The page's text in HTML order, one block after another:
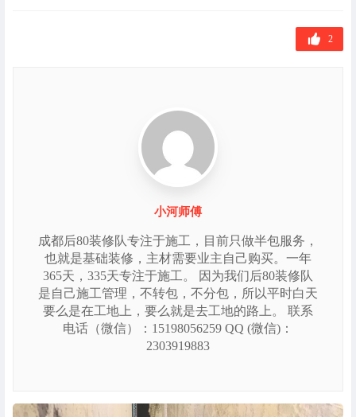
2
小河师傅
成都后80装修队专注于施工，目前只做半包服务，
也就是基础装修，主材需要业主自己购买。一年
365天，335天专注于施工。 因为我们后80装修队
是自己施工管理，不转包，不分包，所以平时白天
要么是在工地上，要么就是去工地的路上。 联系
电话（微信）：15198056259 QQ (微信)：
2303919883